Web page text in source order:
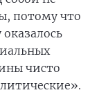
потому что
чисто